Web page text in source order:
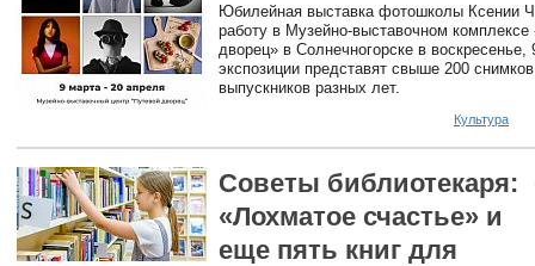
Юбилейная выставка фотошколы Ксении
работу в Музейно-выставочном комплексе
дворец» в Солнечногорске в
экспозиции представят свыше 200
выпускников разных лет.
Культура
Советы библиотекаря:
«Лохматое счастье» и
еще пять книг для